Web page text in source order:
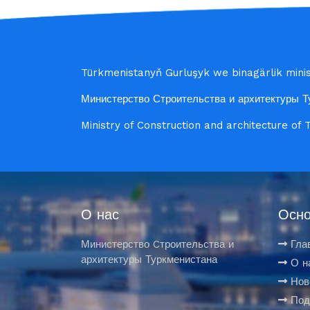
Türkmenistanyň Gurluşyk we binagärlik
Министерство Строительства и архитектуры
Ministry of Construction and architecture of
О нас
Министерство Cтроительства и
архитектуры Туркменистана
О